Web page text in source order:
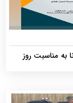
به مناسبت روز